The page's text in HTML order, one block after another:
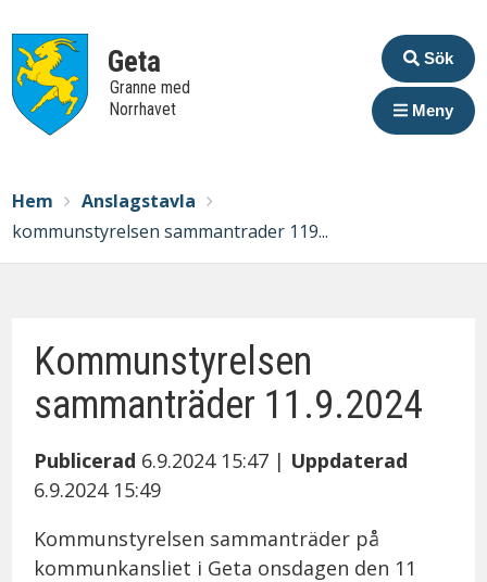
Geta
Granne med
Norrhavet
Sök
Meny
Breadcrumbs
You
are
here:
Hem
Anslagstavla
kommunstyrelsen sammantrader 119...
Kommunstyrelsen
sammanträder 11.9.2024
Publicerad 6.9.2024 15:47 | Uppdaterad
6.9.2024 15:49
Kommunstyrelsen sammanträder på
kommunkansliet i Geta onsdagen den 11